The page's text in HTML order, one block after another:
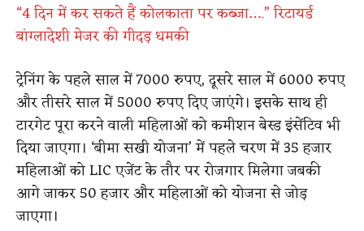
“4 दिन में कर सकते हैं कोलकाता पर कब्जा….” रिटायर्ड
बांग्लादेशी मेजर की गीदड़ धमकी
ट्रेनिंग के पहले साल में 7000 रुपए, दूसरे साल में 6000 रुपए
और तीसरे साल में 5000 रुपए दिए जाएंगे। इसके साथ ही
टारगेट पूरा करने वाली महिलाओं को कमीशन बेस्ड इंसेंटिव भी
दिया जाएगा। ‘बीमा सखी योजना’ में पहले चरण में 35 हजार
महिलाओं को LIC एजेंट के तौर पर रोजगार मिलेगा जबकी
आगे जाकर 50 हजार और महिलाओं को योजना से जोड़
जाएगा।